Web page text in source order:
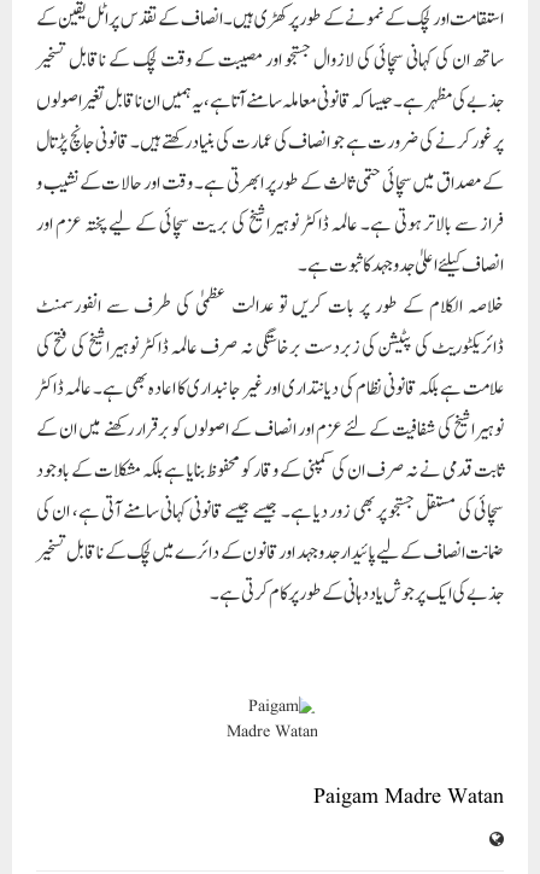
استقامت اور لچک کے نمونے کے طور پر کھڑی ہیں۔ انصاف کے تقدس پر اٹل یقین کے
ساتھ ان کی کہانی سچائی کی لازوال جستجو اور مصیبت کے وقت لچک کے ناقابل تسخیر
جذبے کی مظہر ہے۔ جیسا کہ قانونی معاملہ سامنے آتا ہے، یہ ہمیں ان ناقابل تغیر اصولوں
پر غور کرنے کی ضرورت ہے جو انصاف کی عمارت کی بنیاد رکھتے ہیں۔ قانونی جانچ پڑتال
کے مصداق میں سچائی حتمی ثالث کے طور پر ابھرتی ہے۔ وقت اور حالات کے نشیب و
فراز سے بالاتر ہوتی ہے۔ عالمہ ڈاکٹر نوہیرا شیخ کی بریت سچائی کے لیے پختہ عزم اور
انصاف کیلئے اعلیٰ جدوجہد کا ثبوت ہے۔
خلاصہ الکلام کے طور پر بات کریں تو عدالت عظمیٰ کی طرف سے انفورسمنٹ
ڈائریکٹوریٹ کی پٹیشن کی زبردست برخاستگی نہ صرف عالمہ ڈاکٹر نوہیرا شیخ کی فتح کی
علامت ہے بلکہ قانونی نظام کی دیانتداری اور غیر جانبداری کا اعادہ بھی ہے۔ عالمہ ڈاکٹر
نوہیرا شیخ کی شفافیت کے لئے عزم اور انصاف کے اصولوں کو برقرار رکھنے میں ان کے
ثابت قدمی نے نہ صرف ان کی کمپنی کے وقار کو محفوظ بنایا ہے بلکہ مشکلات کے باوجود
سچائی کی مستقل جستجو پر بھی زور دیا ہے۔ جیسے جیسے قانونی کہانی سامنے آتی ہے، ان کی
ضمانت انصاف کے لیے پائیدار جدوجہد اور قانون کے دائرے میں لچک کے ناقابل تسخیر
جذبے کی ایک پرجوش یاد دہانی کے طور پر کام کرتی ہے۔
Paigam Madre Watan